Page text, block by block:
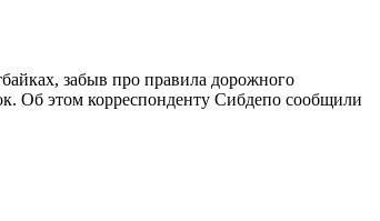
забыв про правила дорожного
Об этом корреспонденту Сибдепо сообщили